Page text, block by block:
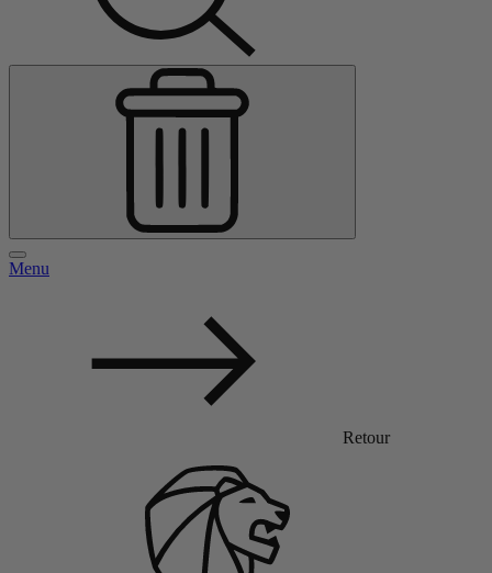
Menu
Retour